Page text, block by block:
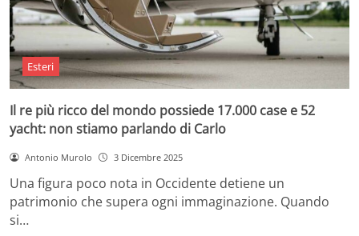
Esteri
Il re più ricco del mondo possiede 17.000 case e 52
yacht: non stiamo parlando di Carlo
Antonio Murolo 3 Dicembre 2025
Una figura poco nota in Occidente detiene un
patrimonio che supera ogni immaginazione. Quando
si…